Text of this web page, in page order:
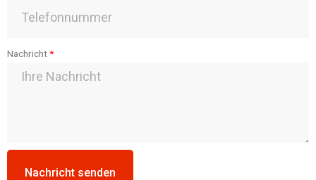
Nachricht
Nachricht senden